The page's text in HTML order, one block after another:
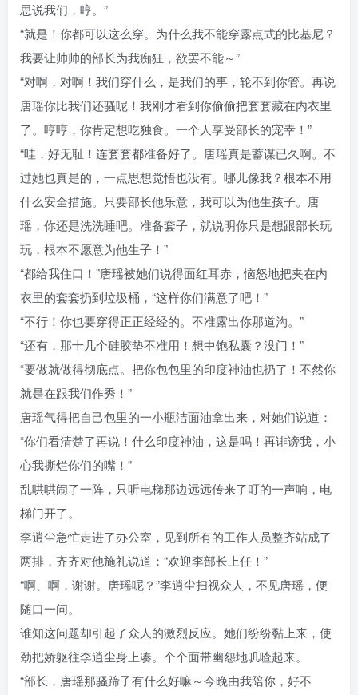
思说我们，哼。”
“就是！你都可以这么穿。为什么我不能穿露点式的比基尼？
我要让帅帅的部长为我痴狂，欲罢不能～”
“对啊，对啊！我们穿什么，是我们的事，轮不到你管。再说
唐瑶你比我们还骚呢！我刚才看到你偷偷把套套藏在内衣里
了。哼哼，你肯定想吃独食。一个人享受部长的宠幸！”
“哇，好无耻！连套套都准备好了。唐瑶真是蓄谋已久啊。不
过她也真是的，一点思想觉悟也没有。哪儿像我？根本不用
什么安全措施。只要部长他乐意，我可以为他生孩子。唐
瑶，你还是洗洗睡吧。准备套子，就说明你只是想跟部长玩
玩，根本不愿意为他生子！”
“都给我住口！”唐瑶被她们说得面红耳赤，恼怒地把夹在内
衣里的套套扔到垃圾桶，“这样你们满意了吧！”
“不行！你也要穿得正正经经的。不准露出你那道沟。”
“还有，那十几个硅胶垫不准用！想中饱私囊？没门！”
“要做就做得彻底点。把你包包里的印度神油也扔了！不然你
就是在跟我们作秀！”
唐瑶气得把自己包里的一小瓶洁面油拿出来，对她们说道：
“你们看清楚了再说！什么印度神油，这是吗！再诽谤我，小
心我撕烂你们的嘴！”
乱哄哄闹了一阵，只听电梯那边远远传来了叮的一声响，电
梯门开了。
李逍尘急忙走进了办公室，见到所有的工作人员整齐站成了
两排，齐齐对他施礼说道：“欢迎李部长上任！”
“啊、啊，谢谢。唐瑶呢？”李逍尘扫视众人，不见唐瑶，便
随口一问。
谁知这问题却引起了众人的激烈反应。她们纷纷黏上来，使
劲把娇躯往李逍尘身上凑。个个面带幽怨地叽喳起来。
“部长，唐瑶那骚蹄子有什么好嘛～今晚由我陪你，好不